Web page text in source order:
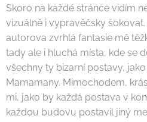
Skoro na každé stránce vidím
vizuálně i vypravěčsky
autorova zvrhlá fantasie mě
tady ale i hluchá místa, kde se
všechny ty bizarní postavy,
Mamamany. Mimochodem,
mi, jako by každá postava v
každou budovu postavil jiný